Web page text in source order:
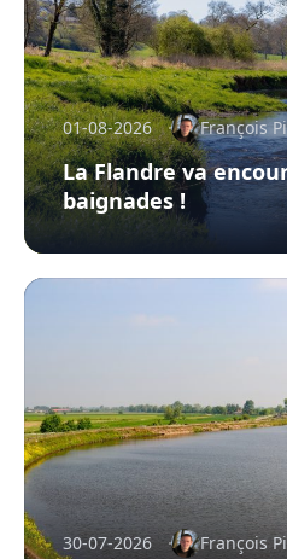
01-08-2026 François
La Flandre va
baignades !
30-07-2026 François